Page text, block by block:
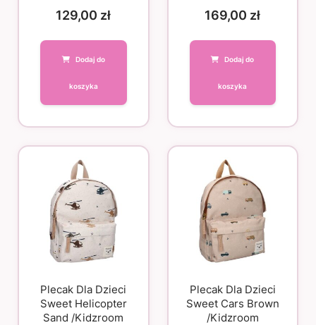
129,00 zł
Dodaj do
koszyka
169,00 zł
Dodaj do
koszyka
Plecak Dla Dzieci
Sweet Helicopter
Sand /Kidzroom
Plecak Dla Dzieci
Sweet Cars Brown
/Kidzroom